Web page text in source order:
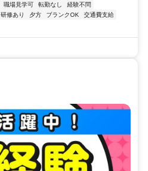
職場見学可 転勤なし
経験不問
研修あり 夕方 ブランクOK
交通費支給